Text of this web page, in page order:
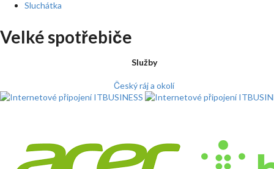
Sluchátka
Velké spotřebiče
Služby
Český ráj a okolí